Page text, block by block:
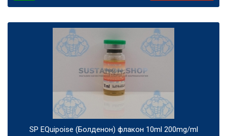
SP EQuipoise (Болденон) флакон 10ml 200mg/ml